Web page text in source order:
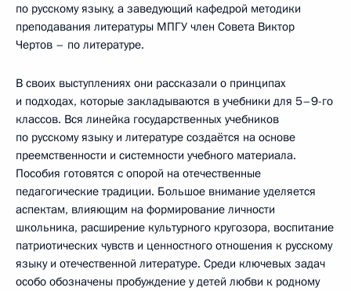
по русскому языку, а заведующий кафедрой методики
преподавания литературы МПГУ член Совета Виктор
Чертов – по литературе.
В своих выступлениях они рассказали о принципах
и подходах, которые закладываются в учебники для 5–9-го
классов. Вся линейка государственных учебников
по русскому языку и литературе создаётся на основе
преемственности и системности учебного материала.
Пособия готовятся с опорой на отечественные
педагогические традиции. Большое внимание уделяется
аспектам, влияющим на формирование личности
школьника, расширение культурного кругозора, воспитание
патриотических чувств и ценностного отношения к русскому
языку и отечественной литературе. Среди ключевых задач
особо обозначены пробуждение у детей любви к родному